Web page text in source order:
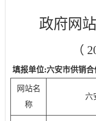
政府网
（
填报单位:六安市供销
网站名
称
六